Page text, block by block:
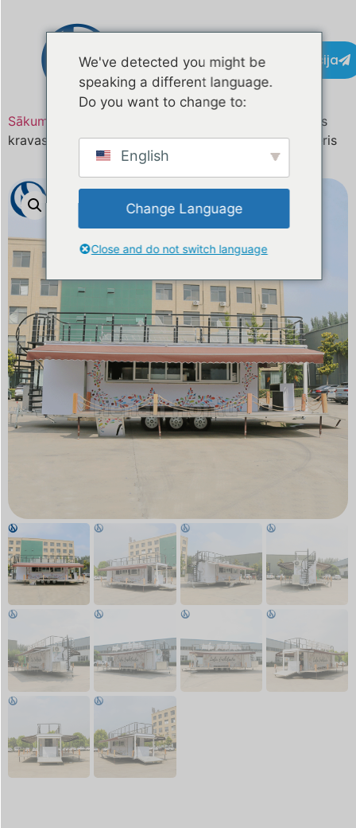
Kontaktinformācija
Sākums
/ 26 FT pielāgota divstāvu kafijas
kravas automašīna Austrālijai | Mobilais kafijas treileris
We've detected you might be
speaking a different language.
Do you want to change to:
English
Change Language
Close and do not switch language